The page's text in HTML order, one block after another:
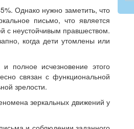
Однако нужно заметить, что
письмо, что является
с неустойчивым правшеством.
когда дети утомлены или
полное исчезновение этого
связан с функциональной
зрелости.
зеркальных движений у